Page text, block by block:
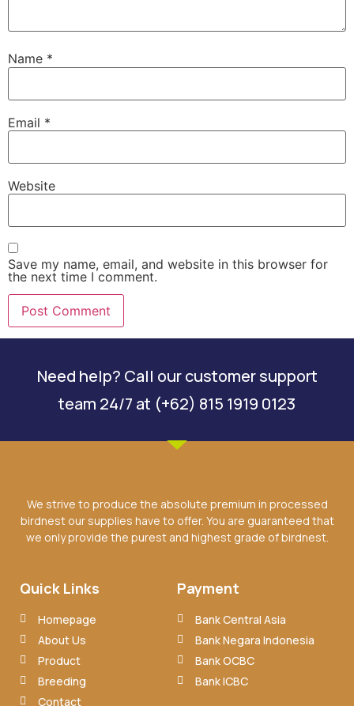
Name *
Email *
Website
Save my name, email, and website in this browser for
the next time I comment.
Need help? Call our customer support
team 24/7 at (+62) 815 1919 0123
We strive to produce the absolute premium in processed
birdnest our supplies have to offer. You are guaranteed that
we only provide the purest and highest grade of birdnest.
Quick Links
Homepage
About Us
Product
Breeding
Contact
Payment
Bank Central Asia
Bank Negara Indonesia
Bank OCBC
Bank ICBC